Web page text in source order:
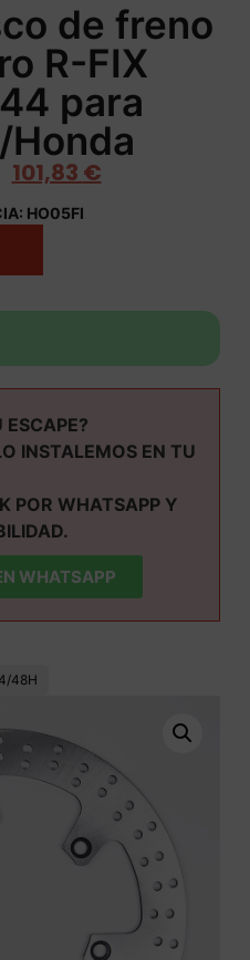
de freno
R-FIX
para
Honda
101,83 €
HO05FI
ESCAPE?
INSTALEMOS EN TU
POR WHATSAPP Y
WHATSAPP
48H